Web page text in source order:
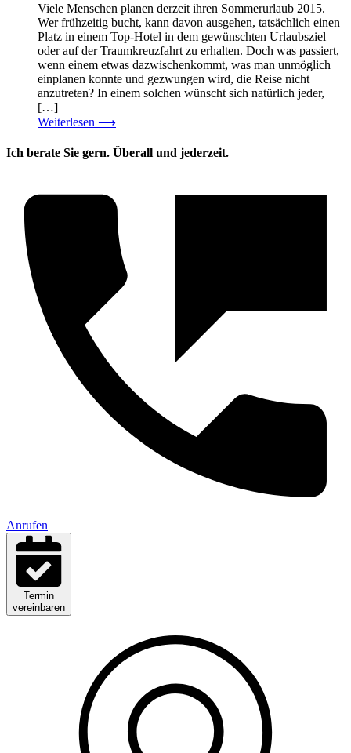
Viele Menschen planen derzeit ihren Sommerurlaub 2015.
Wer frühzeitig bucht, kann davon ausgehen, tatsächlich einen
Platz in einem Top-Hotel in dem gewünschten Urlaubsziel
oder auf der Traumkreuzfahrt zu erhalten. Doch was passiert,
wenn einem etwas dazwischenkommt, was man unmöglich
einplanen konnte und gezwungen wird, die Reise nicht
anzutreten? In einem solchen wünscht sich natürlich jeder,
[…]
Weiterlesen ⟶
Ich berate Sie gern. Überall und jederzeit.
Anrufen
Termin
vereinbaren